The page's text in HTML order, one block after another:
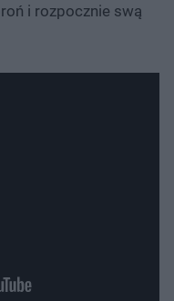
i rozpocznie swą